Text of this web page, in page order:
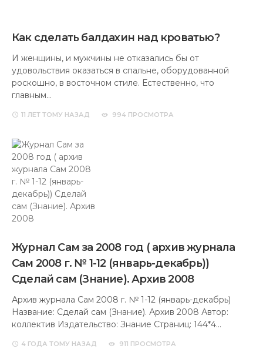
Как сделать балдахин над кроватью?
И женщины, и мужчины не отказались бы от
удовольствия оказаться в спальне, оборудованной
роскошно, в восточном стиле. Естественно, что
главным…
11 ЛЕТ ТОМУ НАЗАД 994 ПРОСМОТРА
Журнал Сам за 2008 год ( архив журнала
Сам 2008 г. № 1-12 (январь-декабрь))
Сделай сам (Знание). Архив 2008
Архив журнала Сам 2008 г. № 1-12 (январь-декабрь)
Название: Сделай сам (Знание). Архив 2008 Автор:
коллектив Издательство: Знание Страниц: 144*4…
4 ГОДА ТОМУ НАЗАД 911 ПРОСМОТРА